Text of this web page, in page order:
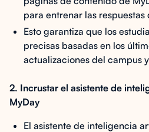
para entrenar las respuestas
Esto garantiza que los
precisas basadas en los
actualizaciones del campus
2. Incrustar el asistente de
MyDay
El asistente de inteligencia